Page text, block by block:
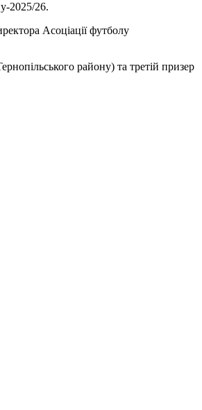
2025/26.
Асоціації футболу
району) та третій призер